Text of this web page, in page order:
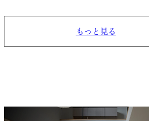
もっと見る